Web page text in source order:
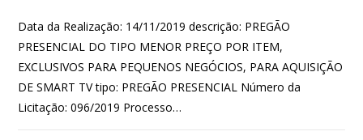
Data da Realização: 14/11/2019 descrição: PREGÃO
PRESENCIAL DO TIPO MENOR PREÇO POR ITEM,
EXCLUSIVOS PARA PEQUENOS NEGÓCIOS, PARA AQUISIÇÃO
DE SMART TV tipo: PREGÃO PRESENCIAL Número da
Licitação: 096/2019 Processo…